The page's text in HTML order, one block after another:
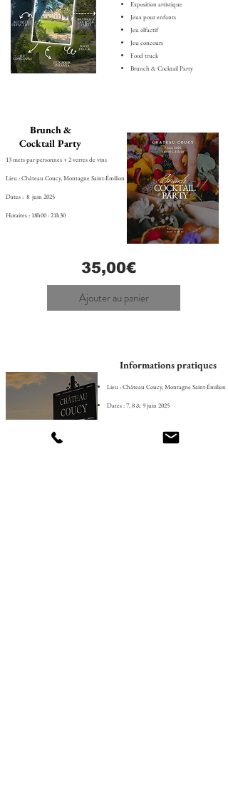
Exposition artistique
Jeux pour enfants
Jeu olfactif
Jeu concours
Food truck
Brunch & Cocktail Party
Brunch &
Cocktail Party
13 mets par personnes + 2 verres de vins
Lieu : Château Coucy, Montagne Saint-Émilion​
Dates : 8 juin 2025​
Horaires : 18h00​ - 21h30
35,00€
Ajouter au panier
Informations pratiques​
Lieu : Château Coucy, Montagne Saint-Émilion​
Dates : 7, 8 & 9 juin 2025​
Entrée : Libre et gratuite​